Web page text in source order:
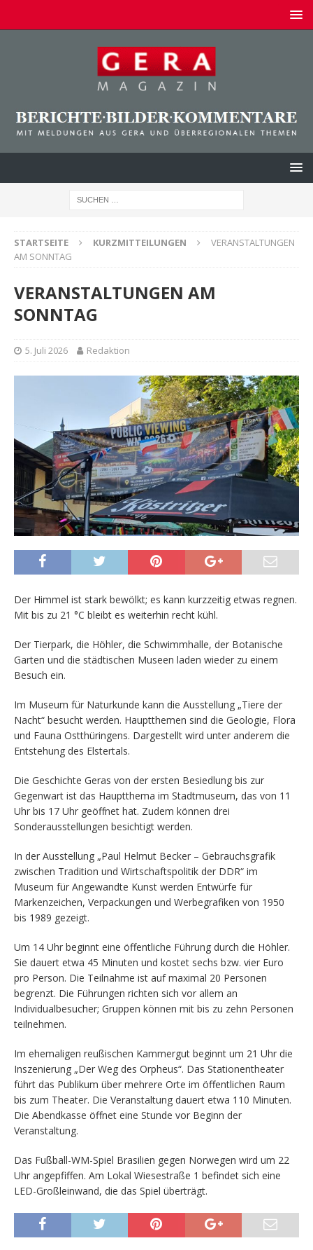
STARTSEITE KURZMITTEILUNGEN
VERANSTALTUNGEN
AM SONNTAG
VERANSTALTUNGEN AM
SONNTAG
5. Juli 2026 Redaktion
Der Himmel ist stark bewölkt; es kann kurzzeitig etwas regnen.
Mit bis zu 21 °C bleibt es weiterhin recht kühl.
Der Tierpark, die Höhler, die Schwimmhalle, der Botanische
Garten und die städtischen Museen laden wieder zu einem
Besuch ein.
Im Museum für Naturkunde kann die Ausstellung „Tiere der
Nacht“ besucht werden. Hauptthemen sind die Geologie, Flora
und Fauna Ostthüringens. Dargestellt wird unter anderem die
Entstehung des Elstertals.
Die Geschichte Geras von der ersten Besiedlung bis zur
Gegenwart ist das Hauptthema im Stadtmuseum, das von 11
Uhr bis 17 Uhr geöffnet hat. Zudem können drei
Sonderausstellungen besichtigt werden.
In der Ausstellung „Paul Helmut Becker – Gebrauchsgrafik
zwischen Tradition und Wirtschaftspolitik der DDR“ im
Museum für Angewandte Kunst werden Entwürfe für
Markenzeichen, Verpackungen und Werbegrafiken von 1950
bis 1989 gezeigt.
Um 14 Uhr beginnt eine öffentliche Führung durch die Höhler.
Sie dauert etwa 45 Minuten und kostet sechs bzw. vier Euro
pro Person. Die Teilnahme ist auf maximal 20 Personen
begrenzt. Die Führungen richten sich vor allem an
Individualbesucher; Gruppen können mit bis zu zehn Personen
teilnehmen.
Im ehemaligen reußischen Kammergut beginnt um 21 Uhr die
Inszenierung „Der Weg des Orpheus“. Das Stationentheater
führt das Publikum über mehrere Orte im öffentlichen Raum
bis zum Theater. Die Veranstaltung dauert etwa 110 Minuten.
Die Abendkasse öffnet eine Stunde vor Beginn der
Veranstaltung.
Das Fußball-WM-Spiel Brasilien gegen Norwegen wird um 22
Uhr angepfiffen. Am Lokal Wiesestraße 1 befindet sich eine
LED-Großleinwand, die das Spiel überträgt.